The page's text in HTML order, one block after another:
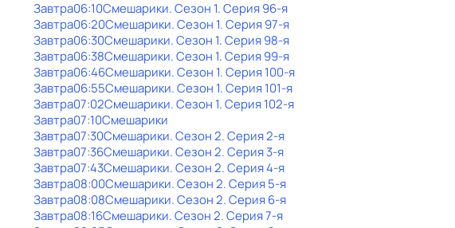
Завтра06:10Смешарики. Сезон 1. Серия 96-я
Завтра06:20Смешарики. Сезон 1. Серия 97-я
Завтра06:30Смешарики. Сезон 1. Серия 98-я
Завтра06:38Смешарики. Сезон 1. Серия 99-я
Завтра06:46Смешарики. Сезон 1. Серия 100-я
Завтра06:55Смешарики. Сезон 1. Серия 101-я
Завтра07:02Смешарики. Сезон 1. Серия 102-я
Завтра07:10Смешарики
Завтра07:30Смешарики. Сезон 2. Серия 2-я
Завтра07:36Смешарики. Сезон 2. Серия 3-я
Завтра07:43Смешарики. Сезон 2. Серия 4-я
Завтра08:00Смешарики. Сезон 2. Серия 5-я
Завтра08:08Смешарики. Сезон 2. Серия 6-я
Завтра08:16Смешарики. Сезон 2. Серия 7-я